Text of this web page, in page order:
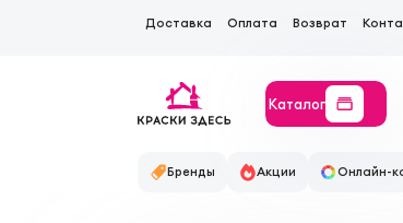
Доставка Оплата Возврат
Каталог
Бренды Акции Онлайн-